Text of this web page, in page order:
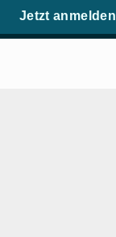
Jetzt anmelden